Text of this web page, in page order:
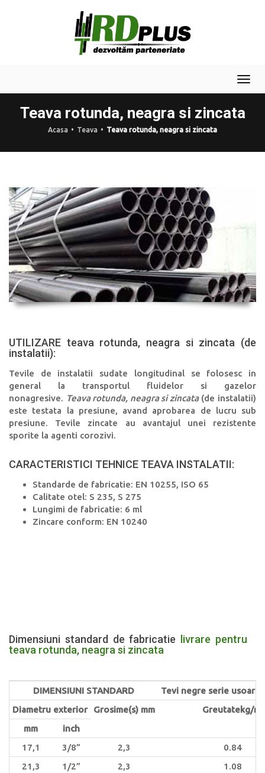
Teava rotunda, neagra si zincata
Acasa Teava Teava rotunda, neagra si zincata
UTILIZARE teava rotunda, neagra si zincata (de
instalatii):
Tevile de instalatii sudate longitudinal se folosesc in
general la transportul fluidelor si gazelor
nonagresive. Teava rotunda, neagra si zincata(de instalatii)
este testata la presiune, avand aprobarea de lucru sub
presiune. Tevile zincate au avantajul unei rezistente
sporite la agenti corozivi.
CARACTERISTICI TEHNICE TEAVA INSTALATII:
Standarde de fabricatie: EN 10255, ISO 65
Calitate otel: S 235, S 275
Lungimi de fabricatie: 6 ml
Zincare conform: EN 10240
Dimensiuni standard de fabricatie livrare pentru
teava rotunda, neagra si zincata
DIMENSIUNI STANDARD
Tevi negre serie usoara
Diametru exterior
Grosime(s) mm
Greutatekg/ml
mm
inch
17,1
3/8” 2,3
0.84
21,3
1/2” 2,3
1.08